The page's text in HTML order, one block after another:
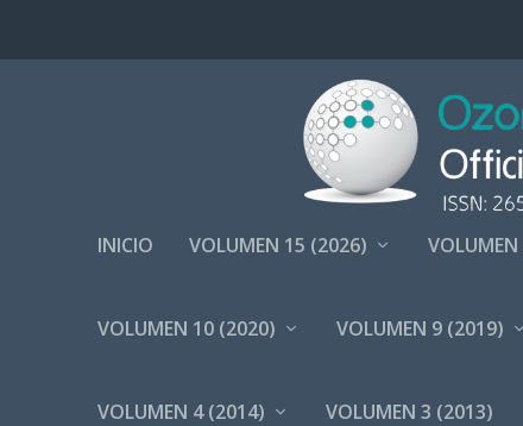
INICIO VOLUMEN 15 (2026)
VOLUMEN 10 (2020) VOLUMEN 9 (2019)
VOLUMEN 4 (2014) VOLUMEN 3 (2013)